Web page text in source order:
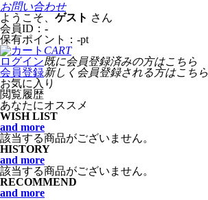
お問い合わせ
ようこそ、 ゲスト さん
会員ID： -
保有ポイント： -pt
CART
ログイン既に会員登録済みの方はこちら
会員登録新しく会員登録される方はこちら
お気に入り
閲覧履歴
あなたにオススメ
WISH LIST
and more
該当する商品がございません。
HISTORY
and more
該当する商品がございません。
RECOMMEND
and more